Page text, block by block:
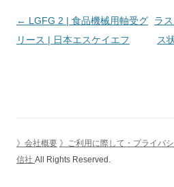
投
稿
ョ
← LGFG 2 | 食品機械用軸受グ
リース | 日本エスケイエフ
ラ
ス
》会社概要 》ご利用に際して・プライバ
信社 All Rights Reserved.